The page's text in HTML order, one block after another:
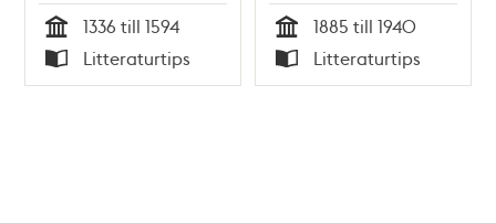
Tid
1336 till 1594
Typ
Litteraturtips Tid
1885 till 1940
Typ
Litteraturtips